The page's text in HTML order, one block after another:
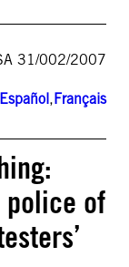
31/002/2007
Español,Français
police of